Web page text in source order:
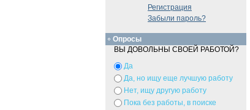
Регистрация
Забыли пароль?
Опросы
ВЫ ДОВОЛЬНЫ СВОЕЙ РАБОТОЙ?
Да
Да, но ищу еще лучшую работу
Нет, ищу другую работу
Пока без работы, в поиске